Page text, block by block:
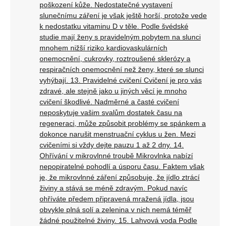
poškození kůže. Nedostatečné vystavení
slunečnímu záření je však ještě horší, protože vede
k nedostatku vitaminu D v těle. Podle švédské
studie mají ženy s pravidelným pobytem na slunci
mnohem nižší riziko kardiovaskulárních
onemocnění, cukrovky, roztroušené sklerózy a
respiračních onemocnění než ženy, které se slunci
vyhýbají. 13. Pravidelné cvičení Cvičení je pro vás
zdravé, ale stejně jako u jiných věcí je mnoho
cvičení škodlivé. Nadměrné a časté cvičení
neposkytuje vašim svalům dostatek času na
regeneraci, může způsobit problémy se spánkem a
dokonce narušit menstruační cyklus u žen. Mezi
cvičeními si vždy dejte pauzu 1 až 2 dny. 14.
Ohřívání v mikrovlnné troubě Mikrovlnka nabízí
nepopiratelné pohodlí a úsporu času. Faktem však
je, že mikrovlnné záření způsobuje, že jídlo ztrácí
živiny a stává se méně zdravým. Pokud navíc
ohříváte předem připravená mražená jídla, jsou
obvykle plná solí a zelenina v nich nemá téměř
žádné použitelné živiny. 15. Lahvová voda Podle